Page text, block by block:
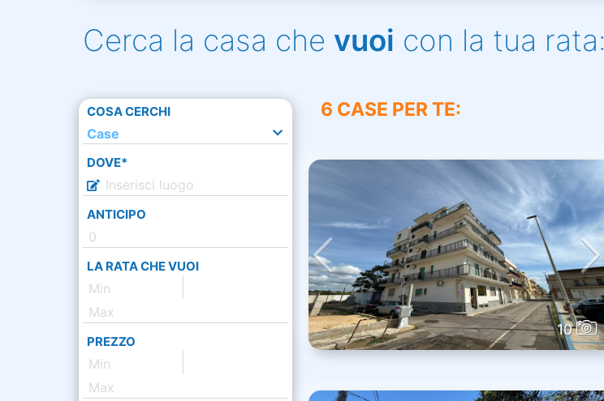
Cerca la casa che vuoi con la tua rata:
COSA CERCHI
Case
DOVE*
ANTICIPO
LA RATA CHE VUOI
PREZZO
6 CASE PER TE:
10